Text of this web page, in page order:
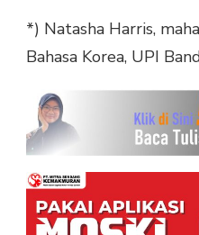
*) Natasha Harris,
Bahasa Korea, UPI